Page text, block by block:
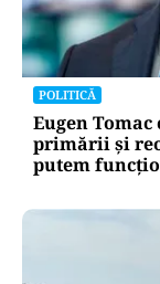
POLITICĂ
Eugen Tomac
primării și
putem